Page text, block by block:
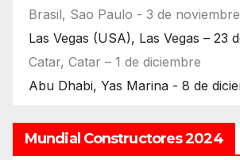
Brasil, Sao Paulo - 3 de noviembre
Las Vegas (USA), Las Vegas – 23
Catar, Catar – 1 de diciembre
Abu Dhabi, Yas Marina - 8 de
Mundial Constructores 2024